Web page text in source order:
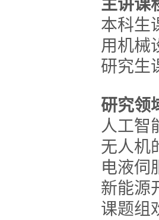
主讲课
本科生
用机械
研究生
研究领
人工智
无人机
电液伺
新能源
课题组